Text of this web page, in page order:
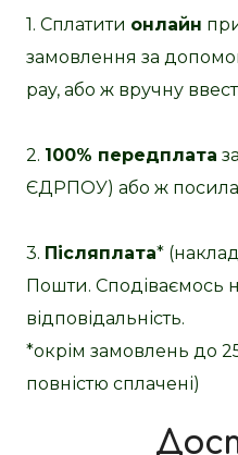
1. Сплатити онлайн
замовлення за
pay, або ж вручну
2. 100% передплата
ЄДРПОУ) або ж
3. Післяплата*
Пошти. Сподіваємось
відповідальність.
*окрім замовлень до
повністю сплачені)